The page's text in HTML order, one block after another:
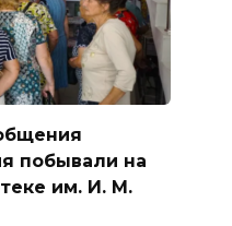
побывали на
им. И. М.